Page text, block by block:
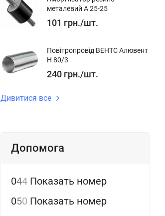
АЛТ 050/10
138 грн./
шт.
В кошик
ВЕНТС БУ-1-60
металевий А 25-25
101 грн./шт.
Повітропровід ВЕНТС Алювент
Н 80/3
240 грн./шт.
Дивитися все
Допомога
044 Показать номер
050 Показать номер